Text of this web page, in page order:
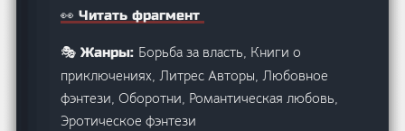
👀 Читать фрагмент
🎭 Жанры: Борьба за власть, Книги о
приключениях, Литрес Авторы, Любовное
фэнтези, Оборотни, Романтическая любовь,
Эротическое фэнтези